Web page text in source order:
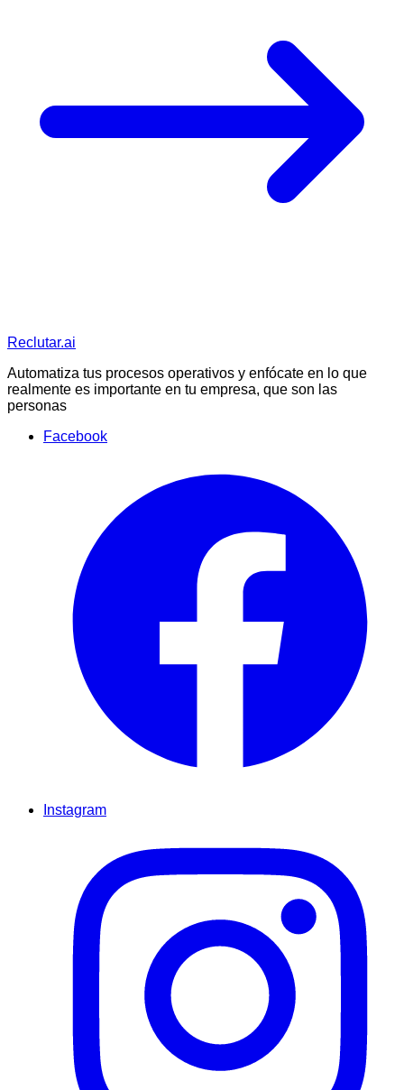
Reclutar.ai
Automatiza tus procesos operativos y enfócate en lo que
realmente es importante en tu empresa, que son las
personas
Facebook
Instagram